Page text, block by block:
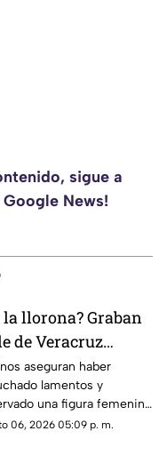
sigue a
News!
la llorona? Graban
de Veracruz
se aparece
de mujer;
aseguran haber
lamentos y
una figura femenina
calle de Veracruz;
06, 2026 05:09 p. m.